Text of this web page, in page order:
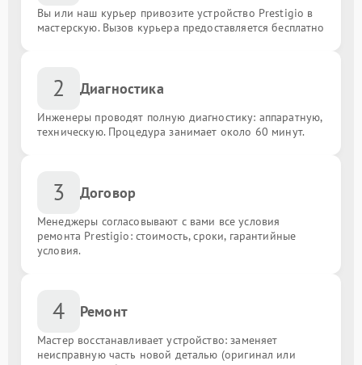
Вы или наш курьер привозите устройство Prestigio в
мастерскую. Вызов курьера предоставляется бесплатно
2 Диагностика
Инженеры проводят полную диагностику: аппаратную,
техническую. Процедура занимает около 60 минут.
3 Договор
Менеджеры согласовывают с вами все условия
ремонта Prestigio: стоимость, сроки, гарантийные
условия.
4 Ремонт
Мастер восстанавливает устройство: заменяет
неисправную часть новой деталью (оригинал или